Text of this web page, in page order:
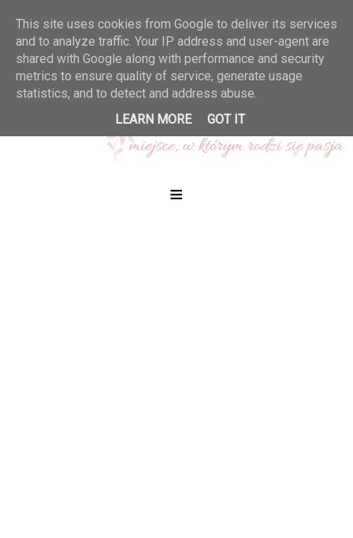
≡
This site uses cookies from Google to deliver its services
and to analyze traffic. Your IP address and user-agent are
shared with Google along with performance and security
metrics to ensure quality of service, generate usage
statistics, and to detect and address abuse.
LEARN MORE
GOT IT